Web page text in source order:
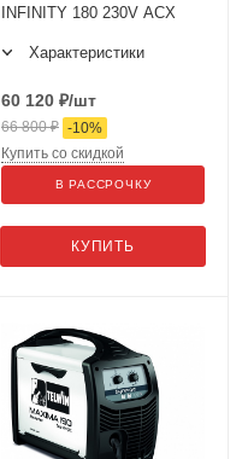
INFINITY 180 230V ACX
Характеристики
60 120 ₽/шт
66 800₽ -10%
КУПИТЬ
Купить со скидкой
В РАССРОЧКУ